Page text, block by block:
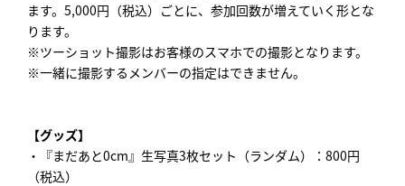
ます。5,000円（税込）ごとに、参加回数が増えていく形とな
ります。
※ツーショット撮影はお客様のスマホでの撮影となります。
※一緒に撮影するメンバーの指定はできません。
【グッズ】
・『まだあと0cm』生写真3枚セット（ランダム）：800円
（税込）